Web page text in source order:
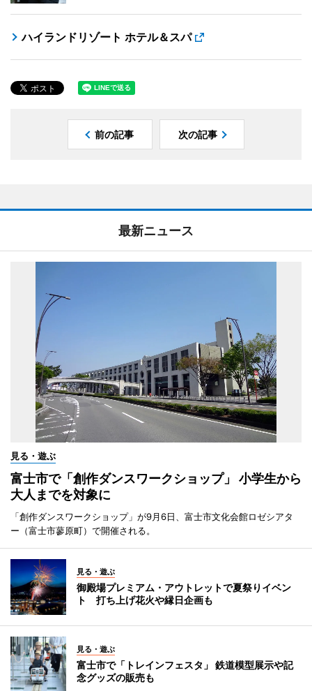
ハイランドリゾート ホテル＆スパ
前の記事 次の記事
最新ニュース
見る・遊ぶ
富士市で「創作ダンスワークショップ」 小学生から
大人までを対象に
「創作ダンスワークショップ」が9月6日、富士市文化会館ロゼシアタ
ー（富士市蓼原町）で開催される。
見る・遊ぶ
御殿場プレミアム・アウトレットで夏祭りイベン
ト 打ち上げ花火や縁日企画も
見る・遊ぶ
富士市で「トレインフェスタ」 鉄道模型展示や記
念グッズの販売も